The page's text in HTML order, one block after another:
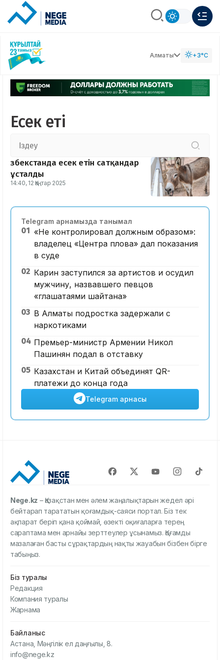
Алматы +3°C
Есек еті
Өзбекстанда есек етін сатқандар
ұсталды
14:40, 12 Қаңтар 2025
Telegram арнамызда танымал
01 «Не контролировал должным образом»:
владелец «Центра плова» дал показания
в суде
02 Карин заступился за артистов и осудил
мужчину, назвавшего певцов
«глашатаями шайтана»
03 В Алматы подростка задержали с
наркотиками
04 Премьер-министр Армении Никол
Пашинян подал в отставку
05 Казахстан и Китай объединят QR-
платежи до конца года
Telegram арнасы
Nege.kz – Қазақстан мен әлем жаңалықтарын жедел әрі
бейтарап тарататын қоғамдық-саяси портал. Біз тек
ақпарат беріп қана қоймай, өзекті оқиғаларға терең
сараптама мен арнайы зерттеулер ұсынамыз. Қоғамды
мазалаған басты сұрақтардың нақты жауабын бізбен бірге
табыңыз.
Біз туралы
Редакция
Компания туралы
Жарнама
Байланыс
Астана, Мәңгілік ел даңғылы, 8.
info@nege.kz